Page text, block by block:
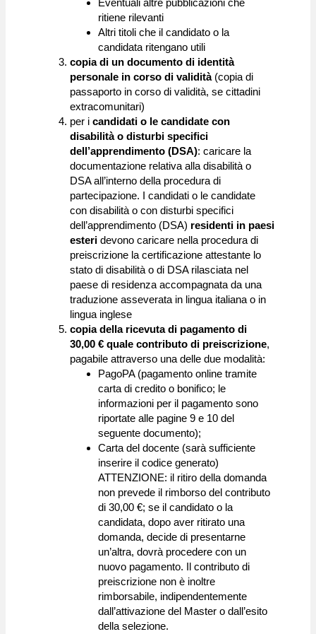
Eventuali altre pubblicazioni che
ritiene rilevanti
Altri titoli che il candidato o la
candidata ritengano utili
copia di un documento di identità
personale in corso di validità(copia di
passaporto in corso di validità, se cittadini
extracomunitari)
per i candidati o le candidate con
disabilità o disturbi specifici
dell’apprendimento (DSA): caricare la
documentazione relativa alla disabilità o
DSA all’interno della procedura di
partecipazione. I candidati o le candidate
con disabilità o con disturbi specifici
dell’apprendimento (DSA) residenti in paesi
esteridevono caricare nella procedura di
preiscrizione la certificazione attestante lo
stato di disabilità o di DSA rilasciata nel
paese di residenza accompagnata da una
traduzione asseverata in lingua italiana o in
lingua inglese
copia della ricevuta di pagamento di
30,00 € quale contributo di preiscrizione,
pagabile attraverso una delle due modalità:
PagoPA (pagamento online tramite
carta di credito o bonifico; le
informazioni per il pagamento sono
riportate alle pagine 9 e 10 del
seguente documento);
Carta del docente (sarà sufficiente
inserire il codice generato)
ATTENZIONE: il ritiro della domanda
non prevede il rimborso del contributo
di 30,00 €; se il candidato o la
candidata, dopo aver ritirato una
domanda, decide di presentarne
un’altra, dovrà procedere con un
nuovo pagamento. Il contributo di
preiscrizione non è inoltre
rimborsabile, indipendentemente
dall’attivazione del Master o dall’esito
della selezione.